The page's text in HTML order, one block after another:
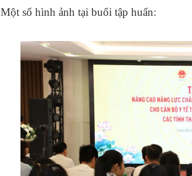
Một số hình ảnh tại buổi tập huấn: